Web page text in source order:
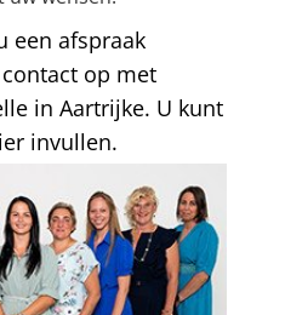
een afspraak
op met
in Aartrijke. U kunt
invullen.